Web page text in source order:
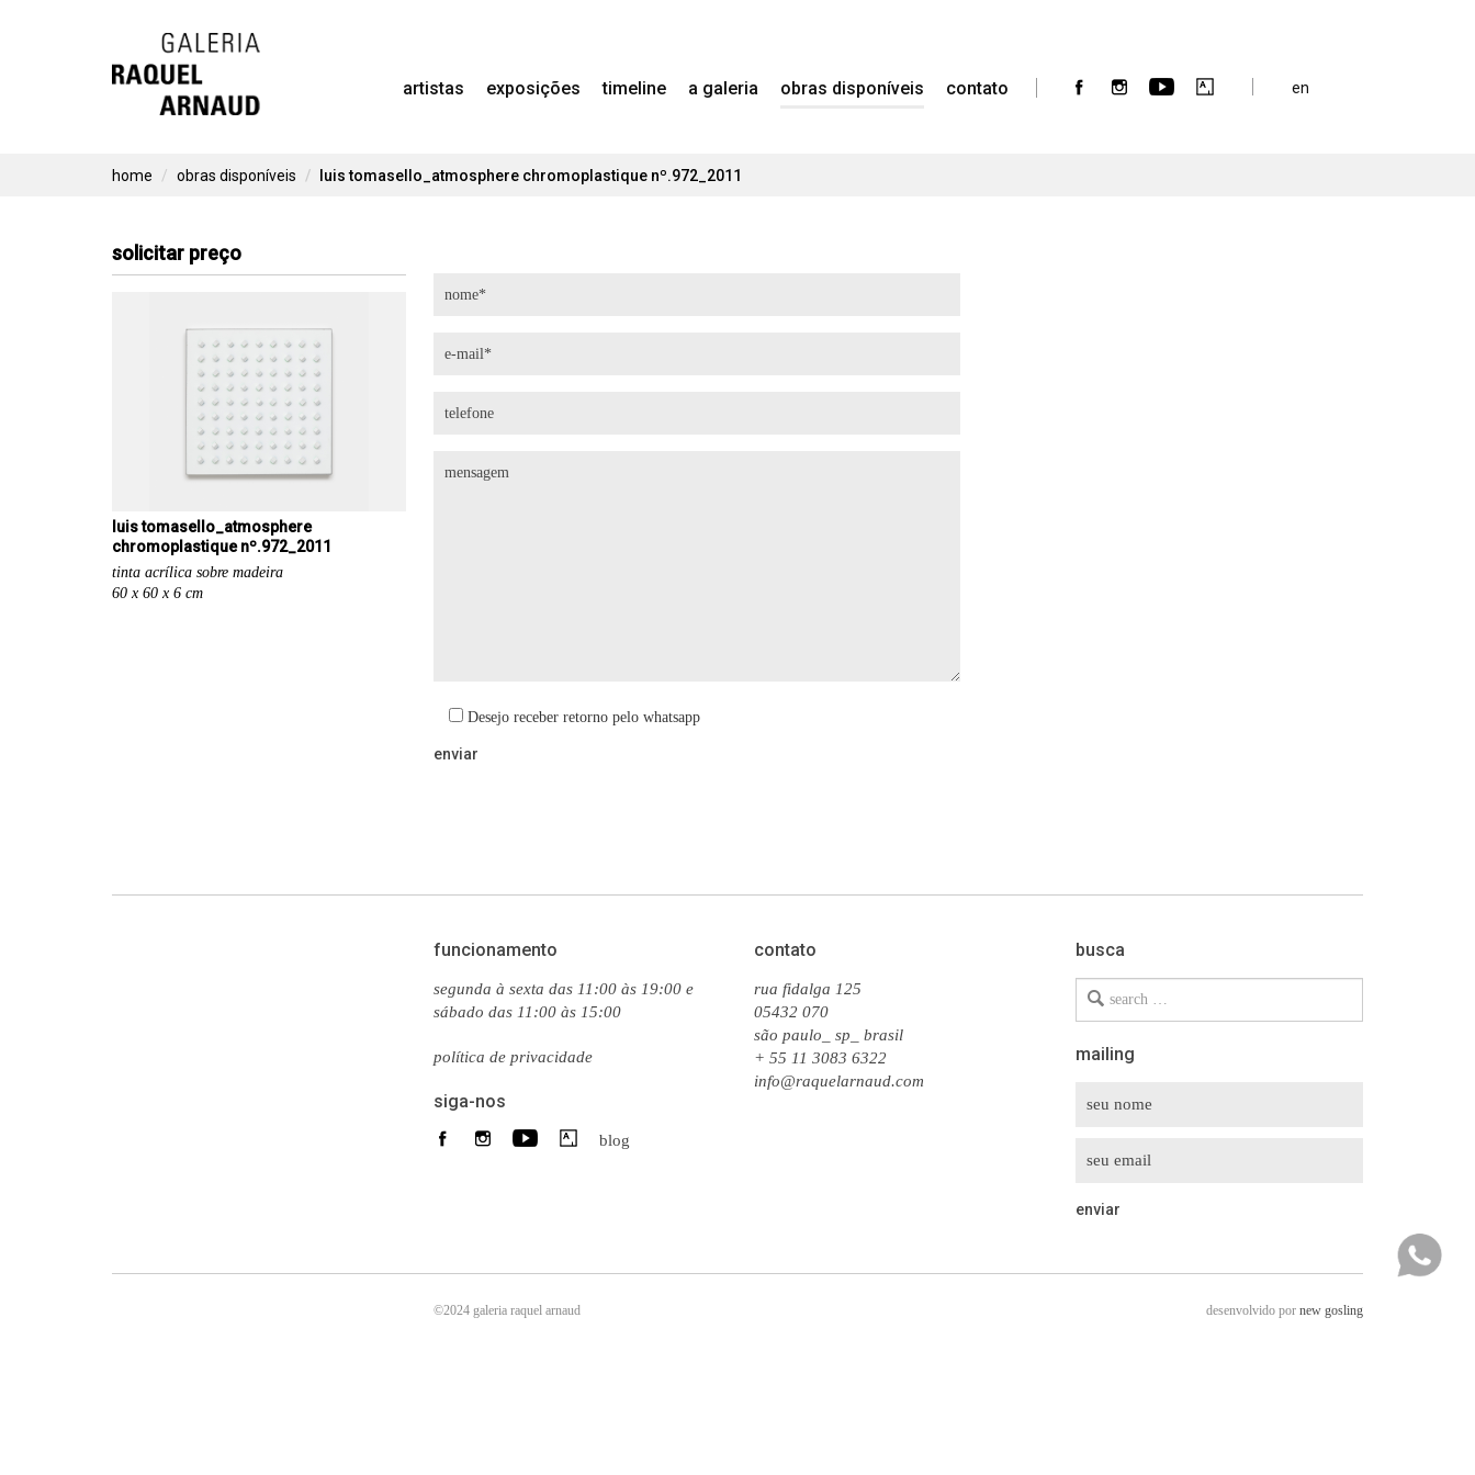
Skip
to
artistas exposições timeline a galeria obras disponíveis contato en
home obras disponíveis luis tomasello_atmosphere chromoplastique nº.972_2011
solicitar preço
luis tomasello_atmosphere
chromoplastique nº.972_2011
tinta acrílica sobre madeira
60 x 60 x 6 cm
Desejo receber retorno pelo whatsapp
funcionamento
segunda à sexta das 11:00 às 19:00 e
sábado das 11:00 às 15:00
política de privacidade
siga-nos
blog
contato
rua fidalga 125
05432 070
são paulo_ sp_ brasil
+ 55 11 3083 6322
info@raquelarnaud.com
busca
Search
mailing
©2024 galeria raquel arnaud desenvolvido por new gosling